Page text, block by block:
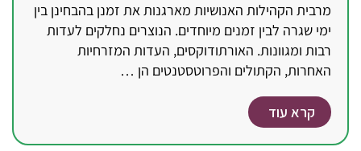
מרבית הקהילות האנושיות מארגנות את זמנן בהבחינן בין
ימי שגרה לבין זמנים מיוחדים. הנוצרים נחלקים לעדות
רבות ומגוונות. האורתודוקסים, העדות המזרחיות
האחרות, הקתולים והפרוטסטנטים הן …
קרא עוד